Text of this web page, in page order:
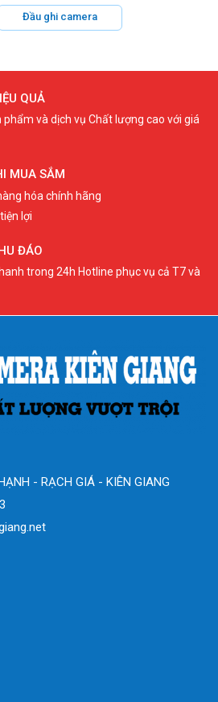
Đầu ghi camera
QUẢ
phẩm và dịch vụ Chất lượng cao với giá
MUA SẮM
hóa chính hãng
lợi
ĐÁO
trong 24h Hotline phục vụ cả T7 và
- RẠCH GIÁ - KIÊN GIANG